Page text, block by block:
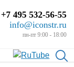
+7 495 532-56-55
info@iconstr.ru
пн-пт 9:00 - 18:00